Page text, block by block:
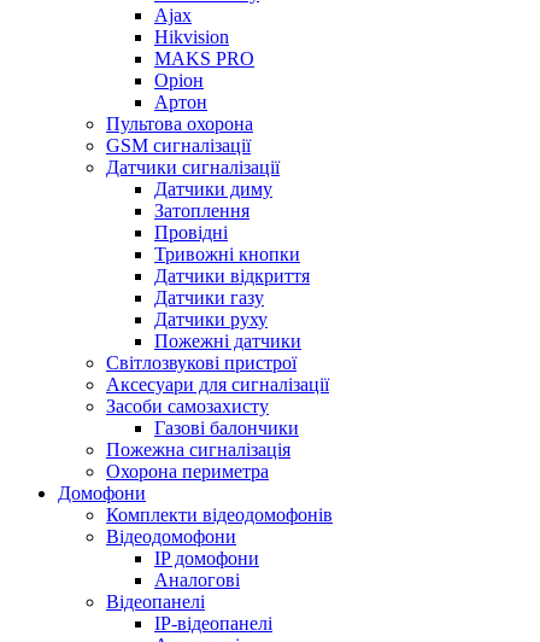
Ajax
Hikvision
MAKS PRO
Оріон
Артон
Пультова охорона
GSM сигналізації
Датчики сигналізації
Датчики диму
Затоплення
Провідні
Тривожні кнопки
Датчики відкриття
Датчики газу
Датчики руху
Пожежні датчики
Світлозвукові пристрої
Аксесуари для сигналізації
Засоби самозахисту
Газові балончики
Пожежна сигналізація
Охорона периметра
Домофони
Комплекти відеодомофонів
Відеодомофони
IP домофони
Аналогові
Відеопанелі
IP-відеопанелі